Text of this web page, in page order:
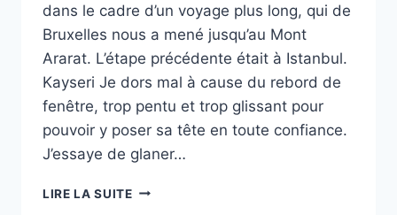
dans le cadre d’un voyage plus long, qui de
Bruxelles nous a mené jusqu’au Mont
Ararat. L’étape précédente était à Istanbul.
Kayseri Je dors mal à cause du rebord de
fenêtre, trop pentu et trop glissant pour
pouvoir y poser sa tête en toute confiance.
J’essaye de glaner…
LIRE LA SUITEVOYAGE